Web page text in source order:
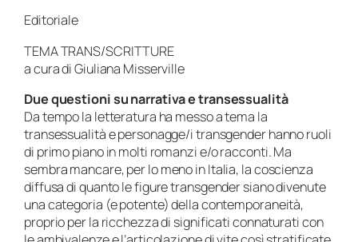
Editoriale
TEMA TRANS/SCRITTURE
a cura di Giuliana Misserville
Due questioni su narrativa e transessualità
Da tempo la letteratura ha messo a tema la
transessualità e personagge/i transgender hanno ruoli
di primo piano in molti romanzi e/o racconti. Ma
sembra mancare, per lo meno in Italia, la coscienza
diffusadi quanto le figure transgender siano divenute
una categoria (e potente) della contemporaneità,
proprio per la ricchezza di significati connaturati con